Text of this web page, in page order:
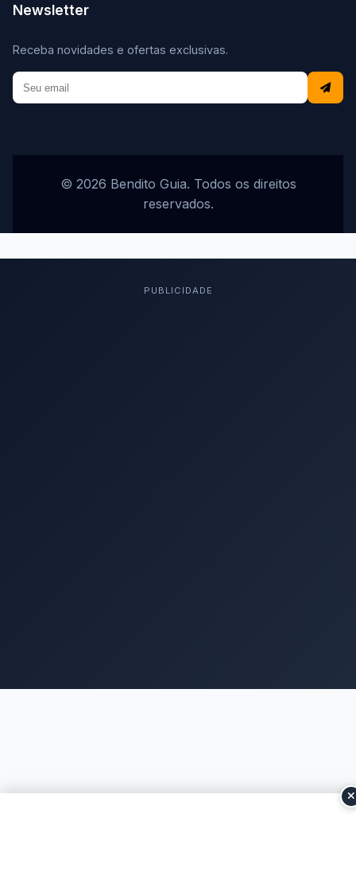
Newsletter
Receba novidades e ofertas exclusivas.
© 2026 Bendito Guia. Todos os direitos
reservados.